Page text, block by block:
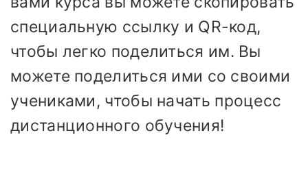
специальную ссылку и QR-код,
чтобы легко поделиться им. Вы
можете поделиться ими со своими
учениками, чтобы начать процесс
дистанционного обучения!